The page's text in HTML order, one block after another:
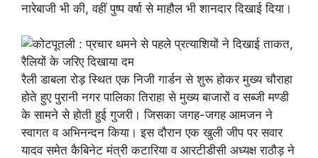
नारेबाजी भी की, वहीं पुष्प वर्षा से माहौल भी शानदार दिखाई दिया।
रैली डाबला रोड़ स्थित एक निजी गार्डन से शुरू होकर मुख्य चौराहा
होते हुए पुरानी नगर पालिका तिराहा से मुख्य बाजारों व सब्जी मण्डी
के सामने से होती हुई गुजरी। जिसका जगह-जगह आमजन ने
स्वागत व अभिनन्दन किया। इस दौरान एक खुली जीप पर सवार
यादव समेत कैबिनेट मंत्री कटारिया व आरटीडीसी अध्यक्ष राठौड़ ने